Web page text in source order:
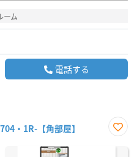
ーム
電話する
・1R-【角部屋】
に入